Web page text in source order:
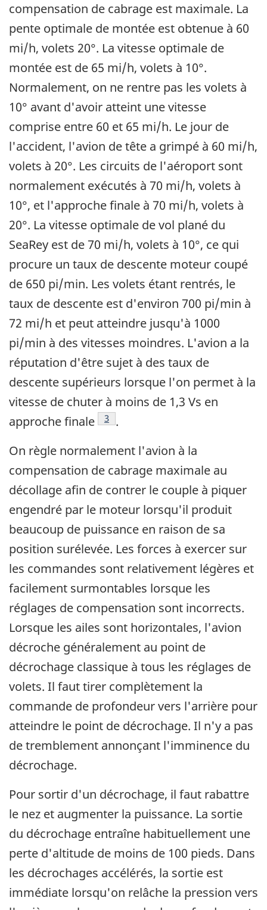
compensation de cabrage est maximale. La
pente optimale de montée est obtenue à 60
mi/h, volets 20°. La vitesse optimale de
montée est de 65 mi/h, volets à 10°.
Normalement, on ne rentre pas les volets à
10° avant d'avoir atteint une vitesse
comprise entre 60 et 65 mi/h. Le jour de
l'accident, l'avion de tête a grimpé à 60 mi/h,
volets à 20°. Les circuits de l'aéroport sont
normalement exécutés à 70 mi/h, volets à
10°, et l'approche finale à 70 mi/h, volets à
20°. La vitesse optimale de vol plané du
SeaRey est de 70 mi/h, volets à 10°, ce qui
procure un taux de descente moteur coupé
de 650 pi/min. Les volets étant rentrés, le
taux de descente est d'environ 700 pi/min à
72 mi/h et peut atteindre jusqu'à 1000
pi/min à des vitesses moindres. L'avion a la
réputation d'être sujet à des taux de
descente supérieurs lorsque l'on permet à la
vitesse de chuter à moins de 1,3 Vs en
approche finale
Note de bas de page
3 .
On règle normalement l'avion à la
compensation de cabrage maximale au
décollage afin de contrer le couple à piquer
engendré par le moteur lorsqu'il produit
beaucoup de puissance en raison de sa
position surélevée. Les forces à exercer sur
les commandes sont relativement légères et
facilement surmontables lorsque les
réglages de compensation sont incorrects.
Lorsque les ailes sont horizontales, l'avion
décroche généralement au point de
décrochage classique à tous les réglages de
volets. Il faut tirer complètement la
commande de profondeur vers l'arrière pour
atteindre le point de décrochage. Il n'y a pas
de tremblement annonçant l'imminence du
décrochage.
Pour sortir d'un décrochage, il faut rabattre
le nez et augmenter la puissance. La sortie
du décrochage entraîne habituellement une
perte d'altitude de moins de 100 pieds. Dans
les décrochages accélérés, la sortie est
immédiate lorsqu'on relâche la pression vers